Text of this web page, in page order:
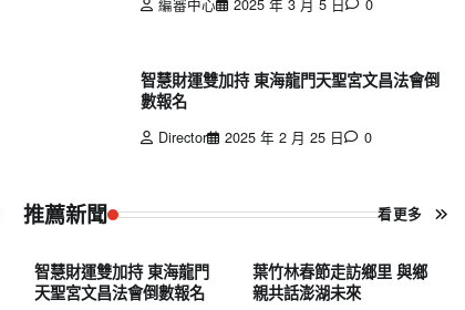
智慧財運雙加持 東海龍門天聖宮文昌法會倒
數報名
Director 2025 年 2 月 25 日 0
推薦新聞 看更多
智慧財運雙加持 東海龍門
天聖宮文昌法會倒數報名
葉竹林春節走訪鄉里 與鄉
親共話澎湖未來